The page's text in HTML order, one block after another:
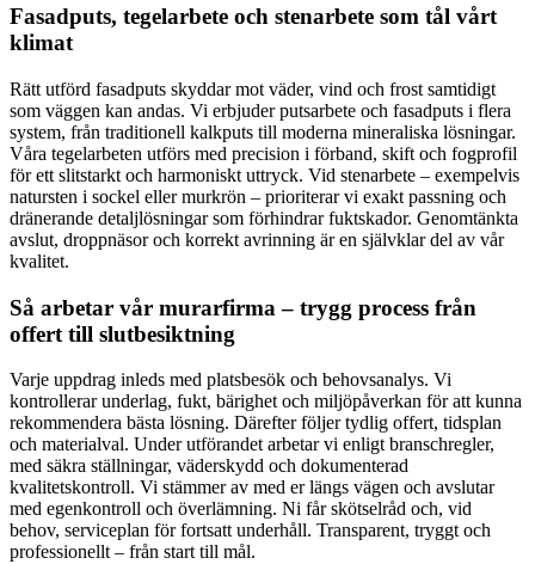
Fasadputs, tegelarbete och stenarbete som tål vårt
klimat
Rätt utförd fasadputs skyddar mot väder, vind och frost samtidigt
som väggen kan andas. Vi erbjuder putsarbete och fasadputs i flera
system, från traditionell kalkputs till moderna mineraliska lösningar.
Våra tegelarbeten utförs med precision i förband, skift och fogprofil
för ett slitstarkt och harmoniskt uttryck. Vid stenarbete – exempelvis
natursten i sockel eller murkrön – prioriterar vi exakt passning och
dränerande detaljlösningar som förhindrar fuktskador. Genomtänkta
avslut, droppnäsor och korrekt avrinning är en självklar del av vår
kvalitet.
Så arbetar vår murarfirma – trygg process från
offert till slutbesiktning
Varje uppdrag inleds med platsbesök och behovsanalys. Vi
kontrollerar underlag, fukt, bärighet och miljöpåverkan för att kunna
rekommendera bästa lösning. Därefter följer tydlig offert, tidsplan
och materialval. Under utförandet arbetar vi enligt branschregler,
med säkra ställningar, väderskydd och dokumenterad
kvalitetskontroll. Vi stämmer av med er längs vägen och avslutar
med egenkontroll och överlämning. Ni får skötselråd och, vid
behov, serviceplan för fortsatt underhåll. Transparent, tryggt och
professionellt – från start till mål.